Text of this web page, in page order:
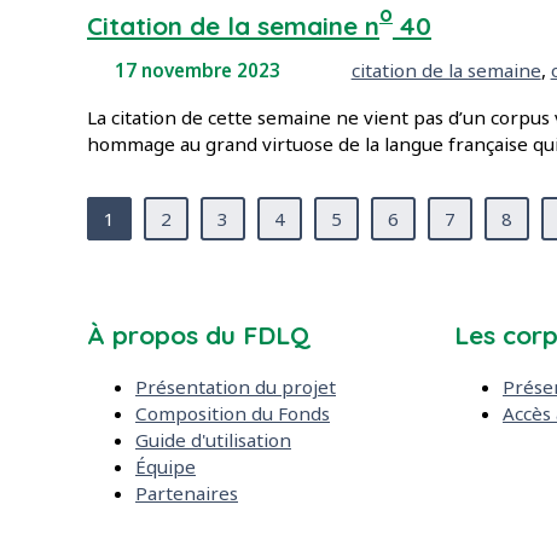
Citation de la semaine no 40
17 novembre 2023 Mots-clés :
citation de la semaine,
La citation de cette semaine ne vient pas d’un
hommage au grand virtuose de la langue française
1 (Page courante)
2 3 4 5 6 7 8
À propos du FDLQ
Présentation du projet
Composition du Fonds
Guide d'utilisation
Équipe
Partenaires
Les
Accès